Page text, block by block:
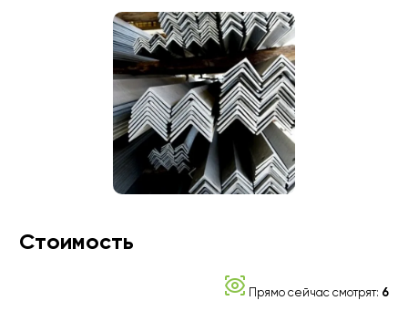
Стоимость
Прямо сейчас смотрят: 6